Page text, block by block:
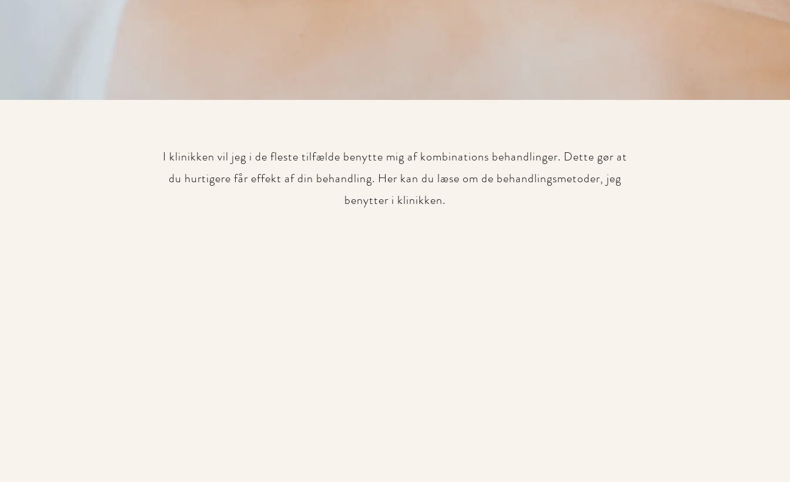
I klinikken vil jeg i de fleste tilfælde benytte mig af kombinations behandlinger. Dette gør at
du hurtigere får effekt af din behandling. Her kan du læse om de behandlingsmetoder, jeg
benytter i klinikken.